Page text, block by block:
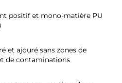
positif et mono-matière PU
et ajouré sans zones de
de contaminations